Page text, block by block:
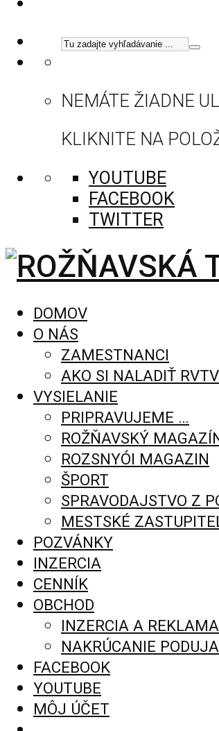
NEMÁTE ŽIADNE
KLIKNITE NA
YOUTUBE
FACEBOOK
TWITTER
DOMOV
O NÁS
ZAMESTNANCI
AKO SI NALADIŤ RVTV
VYSIELANIE
PRIPRAVUJEME …
ROŽŇAVSKÝ
ROZSNYÓI MAGAZIN
ŠPORT
SPRAVODAJSTVO Z
MESTSKÉ
POZVÁNKY
INZERCIA
CENNÍK
OBCHOD
INZERCIA A REKLAMA
NAKRÚCANIE
FACEBOOK
YOUTUBE
MÔJ ÚČET